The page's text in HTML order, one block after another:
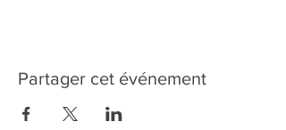
Partager cet événement